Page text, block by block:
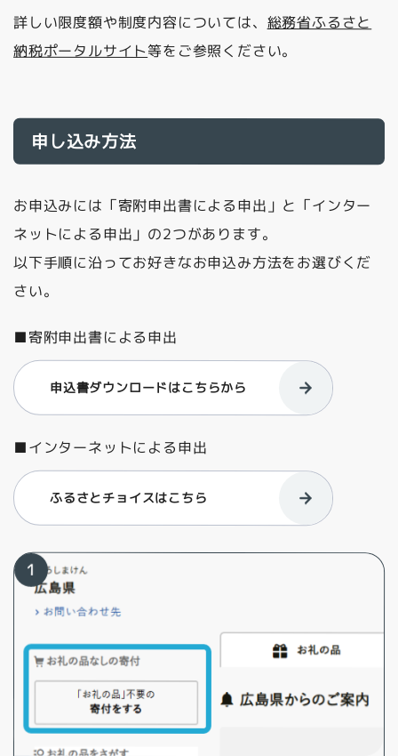
詳しい限度額や制度内容については、 総務省ふるさと
納税ポータルサイト等をご参照ください。
申し込み方法
お申込みには「寄附申出書による申出」と「インター
ネットによる申出」の2つがあります。
以下手順に沿ってお好きなお申込み方法をお選びくだ
さい。
■寄附申出書による申出
申込書ダウンロードはこちらから
■インターネットによる申出
ふるさとチョイスはこちら